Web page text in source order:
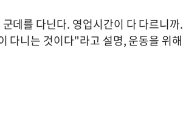
데를 다닌다. 영업시간이 다 다르니까.
다니는 것이다"라고 설명, 운동을 위해